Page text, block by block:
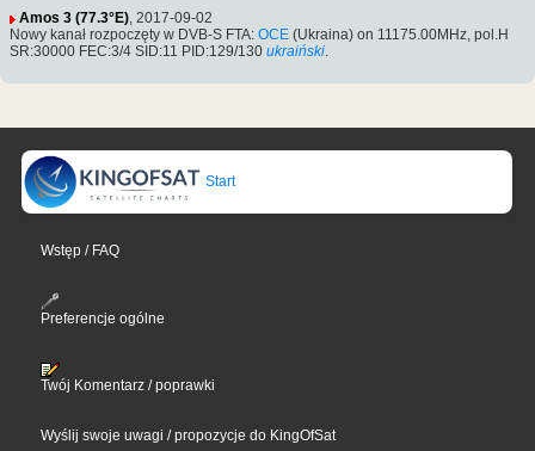
Amos 3 (77.3°E), 2017-09-02
Nowy kanał rozpoczęty w DVB-S FTA: OCE (Ukraina) on 11175.00MHz, pol.H
SR:30000 FEC:3/4 SID:11 PID:129/130 ukraiński.
Start
Wstęp / FAQ
Preferencje ogólne
Twój Komentarz / poprawki
Wyślij swoje uwagi / propozycje do KingOfSat